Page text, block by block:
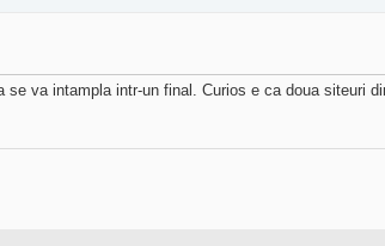
va intampla intr-un final. Curios e ca doua